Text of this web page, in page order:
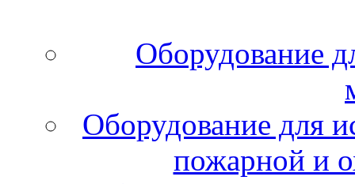
Оборудование
Оборудование для
пожарной и